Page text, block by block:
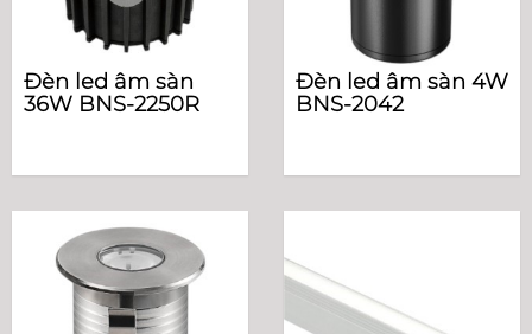
Đèn led âm sàn
36W BNS-2250R
Đèn led âm sàn 4W
BNS-2042